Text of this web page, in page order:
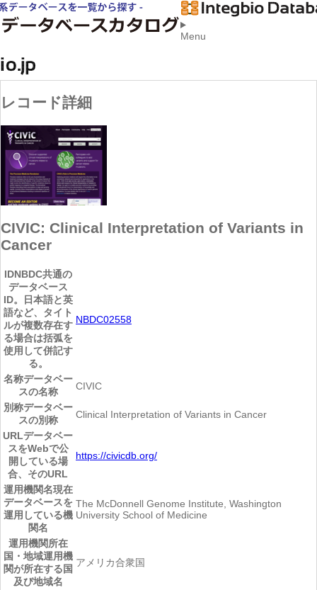
Menu
レコード詳細
CIVIC: Clinical Interpretation of Variants in
Cancer
IDNBDC共通の
データベース
ID。日本語と英
語など、タイト
ルが複数存在す
る場合は括弧を
使用して併記す
る。
NBDC02558
名称データベー
スの名称
CIVIC
別称データベー
スの別称
Clinical Interpretation of Variants in Cancer
URLデータベー
スをWebで公
開している場
合、そのURL
https://civicdb.org/
運用機関名現在
データベースを
運用している機
関名
The McDonnell Genome Institute, Washington
University School of Medicine
運用機関所在
国・地域運用機
関が所在する国
及び地域名
アメリカ合衆国